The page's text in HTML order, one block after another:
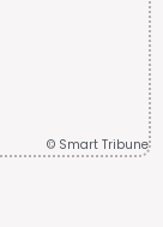
© Smart Tribune